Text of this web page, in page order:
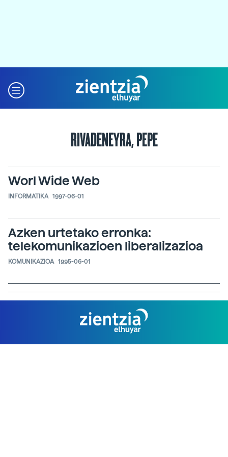
RIVADENEYRA, PEPE
Worl Wide Web
INFORMATIKA 1997-06-01
Azken urtetako erronka:
telekomunikazioen liberalizazioa
KOMUNIKAZIOA 1995-06-01